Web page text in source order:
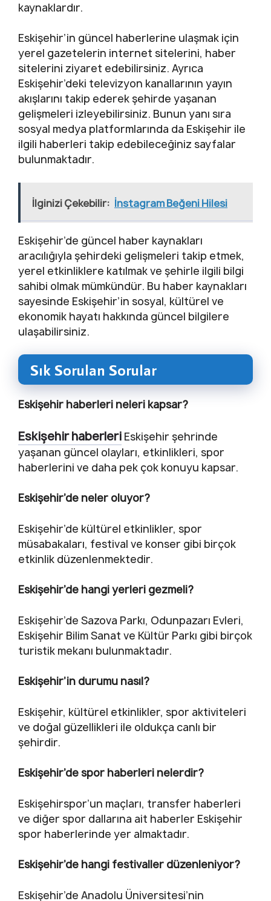
kaynaklardır.
Eskişehir’in güncel haberlerine ulaşmak için
yerel gazetelerin internet sitelerini, haber
sitelerini ziyaret edebilirsiniz. Ayrıca
Eskişehir’deki televizyon kanallarının yayın
akışlarını takip ederek şehirde yaşanan
gelişmeleri izleyebilirsiniz. Bunun yanı sıra
sosyal medya platformlarında da Eskişehir ile
ilgili haberleri takip edebileceğiniz sayfalar
bulunmaktadır.
İlginizi Çekebilir: İnstagram Beğeni Hilesi
Eskişehir’de güncel haber kaynakları
aracılığıyla şehirdeki gelişmeleri takip etmek,
yerel etkinliklere katılmak ve şehirle ilgili bilgi
sahibi olmak mümkündür. Bu haber kaynakları
sayesinde Eskişehir’in sosyal, kültürel ve
ekonomik hayatı hakkında güncel bilgilere
ulaşabilirsiniz.
Sık Sorulan Sorular
Eskişehir haberleri neleri kapsar?
Eskişehir haberleri Eskişehir şehrinde
yaşanan güncel olayları, etkinlikleri, spor
haberlerini ve daha pek çok konuyu kapsar.
Eskişehir’de neler oluyor?
Eskişehir’de kültürel etkinlikler, spor
müsabakaları, festival ve konser gibi birçok
etkinlik düzenlenmektedir.
Eskişehir’de hangi yerleri gezmeli?
Eskişehir’de Sazova Parkı, Odunpazarı Evleri,
Eskişehir Bilim Sanat ve Kültür Parkı gibi birçok
turistik mekanı bulunmaktadır.
Eskişehir’in durumu nasıl?
Eskişehir, kültürel etkinlikler, spor aktiviteleri
ve doğal güzellikleri ile oldukça canlı bir
şehirdir.
Eskişehir’de spor haberleri nelerdir?
Eskişehirspor’un maçları, transfer haberleri
ve diğer spor dallarına ait haberler Eskişehir
spor haberlerinde yer almaktadır.
Eskişehir’de hangi festivaller düzenleniyor?
Eskişehir’de Anadolu Üniversitesi’nin